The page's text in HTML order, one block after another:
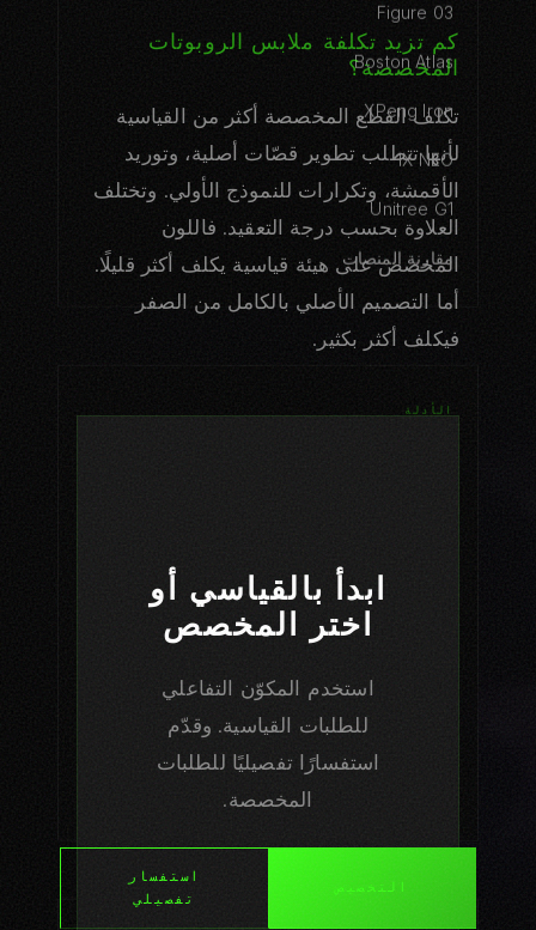
كم تزيد تكلفة ملابس الروبوتات
المخصصة؟
تكلف القطع المخصصة أكثر من القياسية
لأنها تتطلب تطوير قصّات أصلية، وتوريد
الأقمشة، وتكرارات للنموذج الأولي. وتختلف
العلاوة بحسب درجة التعقيد. فاللون
المخصص على هيئة قياسية يكلف أكثر قليلًا.
أما التصميم الأصلي بالكامل من الصفر
فيكلف أكثر بكثير.
ابدأ بالقياسي أو
اختر المخصص
استخدم المكوّن التفاعلي
للطلبات القياسية. وقدّم
استفسارًا تفصيليًا للطلبات
المخصصة.
التخصيص
استفسار
تفصيلي
Figure 03
Boston Atlas
XPeng Iron
1X NEO
Unitree G1
مقارنة المنصات
الأدلة
كيف تُلبس روبوتك
دليل المشتري